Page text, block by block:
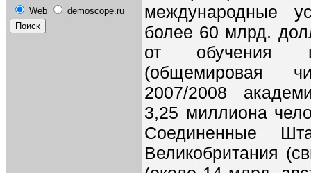
Web demoscope.ru
международные
более 60 млрд.
от обучения
(общемировая
2007/2008
3,25 миллиона
Соединенные
Великобритания